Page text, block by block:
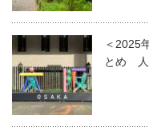
＜2025
とめ 人